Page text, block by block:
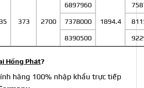
373 2700
6897960
1894.4
7378000
8390500
Hồng Phát?
hãng 100% nhập khẩu trực tiếp